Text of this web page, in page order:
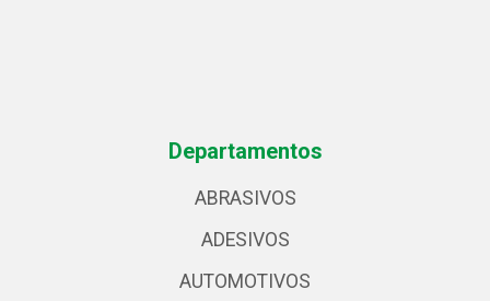
Departamentos
ABRASIVOS
ADESIVOS
AUTOMOTIVOS